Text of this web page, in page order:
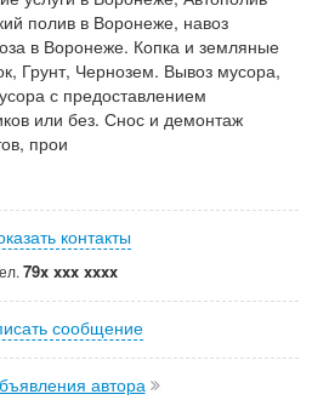
полив в Воронеже, навоз
в Воронеже. Копка и земляные
Грунт, Чернозем. Вывоз мусора,
с предоставлением
или без. Снос и демонтаж
прои
контакты
79x xxx xxxx
сообщение
автора